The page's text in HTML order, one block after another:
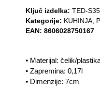
Ključ izdelka: TED-
Kategorije: KUHINJA
EAN: 8606028750167
• Materijal: čelik/
• Zapremina: 0,17l
• Dimenzije: 7cm